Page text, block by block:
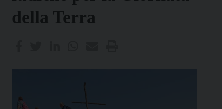
della Terra